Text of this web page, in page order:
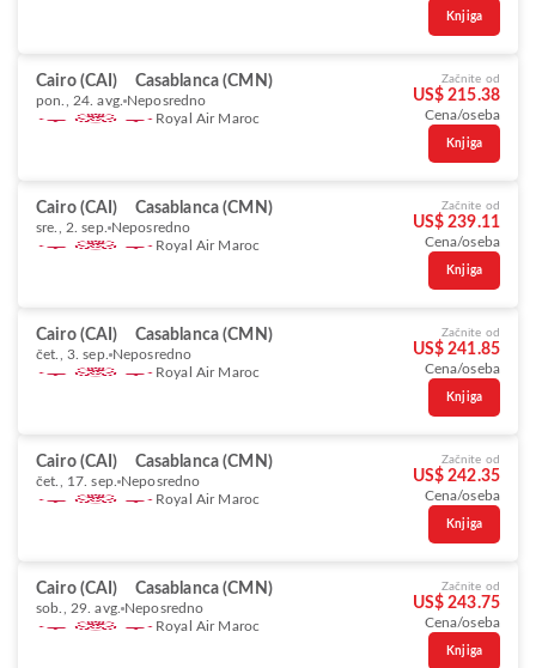
Knjiga
Cairo (CAI) Casablanca (CMN)
pon., 24. avg. Neposredno
Royal Air Maroc
Začnite od
US$ 215.38
Cena/oseba
Knjiga
Cairo (CAI) Casablanca (CMN)
sre., 2. sep. Neposredno
Royal Air Maroc
Začnite od
US$ 239.11
Cena/oseba
Knjiga
Cairo (CAI) Casablanca (CMN)
čet., 3. sep. Neposredno
Royal Air Maroc
Začnite od
US$ 241.85
Cena/oseba
Knjiga
Cairo (CAI) Casablanca (CMN)
čet., 17. sep. Neposredno
Royal Air Maroc
Začnite od
US$ 242.35
Cena/oseba
Knjiga
Cairo (CAI) Casablanca (CMN)
sob., 29. avg. Neposredno
Royal Air Maroc
Začnite od
US$ 243.75
Cena/oseba
Knjiga